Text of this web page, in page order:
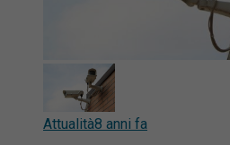
Attualità8 anni fa